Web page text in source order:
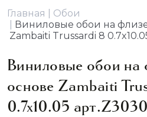
Главная
Обои
Виниловые обои на
Zambaiti Trussardi 8
Виниловые обои на
основе Zambaiti
0.7x10.05